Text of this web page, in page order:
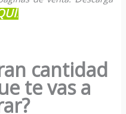
.
cantidad
te vas a